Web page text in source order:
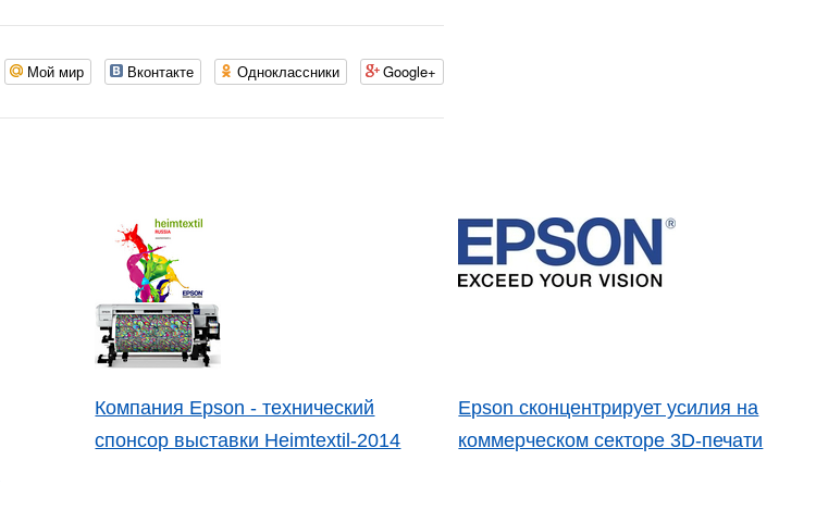
Мой мир Вконтакте Одноклассники Google+
Компания Epson - технический
спонсор выставки Heimtextil-2014
Epson сконцентрирует усилия на
коммерческом секторе 3D-печати